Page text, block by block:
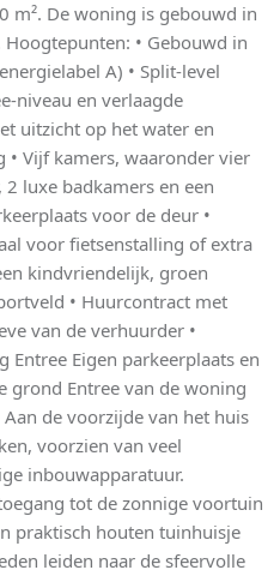
m². De woning is gebouwd in
• Gebouwd in
A) • Split-level
niveau en verlaagde
uitzicht op het water en
Vijf kamers, waaronder vier
luxe badkamers en een
voor de deur •
voor fietsenstalling of extra
kindvriendelijk, groen
• Huurcontract met
van de verhuurder •
Eigen parkeerplaats en
grond Entree van de woning
de voorzijde van het huis
voorzien van veel
inbouwapparatuur.
tot de zonnige voortuin
praktisch houten tuinhuisje
leiden naar de sfeervolle